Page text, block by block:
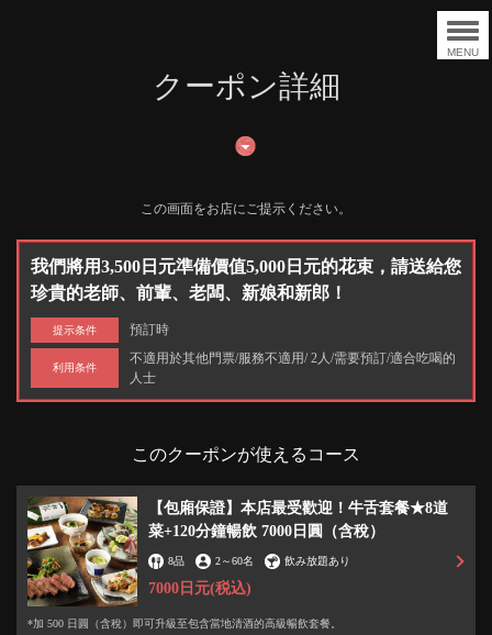
MENU
クーポン詳細
この画面をお店にご提示ください。
我們將用3,500日元準備價值5,000日元的花束，請送給您
珍貴的老師、前輩、老闆、新娘和新郎！
提示条件 預訂時
利用条件
不適用於其他門票/服務不適用/ 2人/需要預訂/適合吃喝的
人士
このクーポンが使えるコース
【包廂保證】本店最受歡迎！牛舌套餐★8道
菜+120分鐘暢飲 7000日圓（含稅）
8品 2～60名 飲み放題あり
7000日元(税込)
*加 500 日圓（含稅）即可升級至包含當地清酒的高級暢飲套餐。